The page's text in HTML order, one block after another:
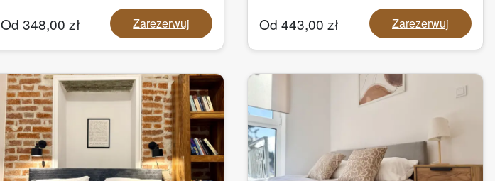
Od 348,00 zł Zarezerwuj Od 443,00 zł Zarezerwuj